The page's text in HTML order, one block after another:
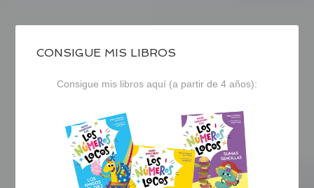
CONSIGUE MIS LIBROS
Consigue mis libros aquí (a partir de 4 años):